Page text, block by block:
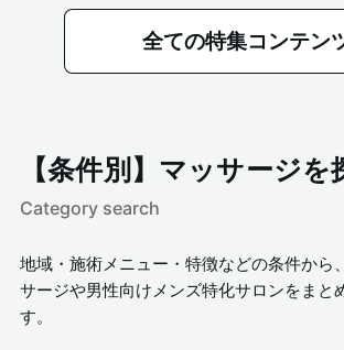
全ての特集コンテン
【条件別】マッサージを
Category search
地域・施術メニュー・特徴などの条件から
サージや男性向けメンズ特化サロンをまと
す。